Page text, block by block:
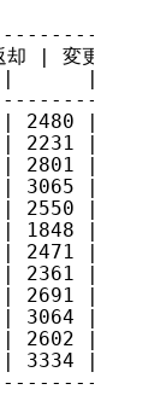
| 変更 | 審
| 2480 |
| 2231 |
| 2801 |
| 3065 |
| 2550 |
| 1848 |
| 2471 |
| 2361 |
| 2691 |
| 3064 |
| 2602 |
| 3334 |